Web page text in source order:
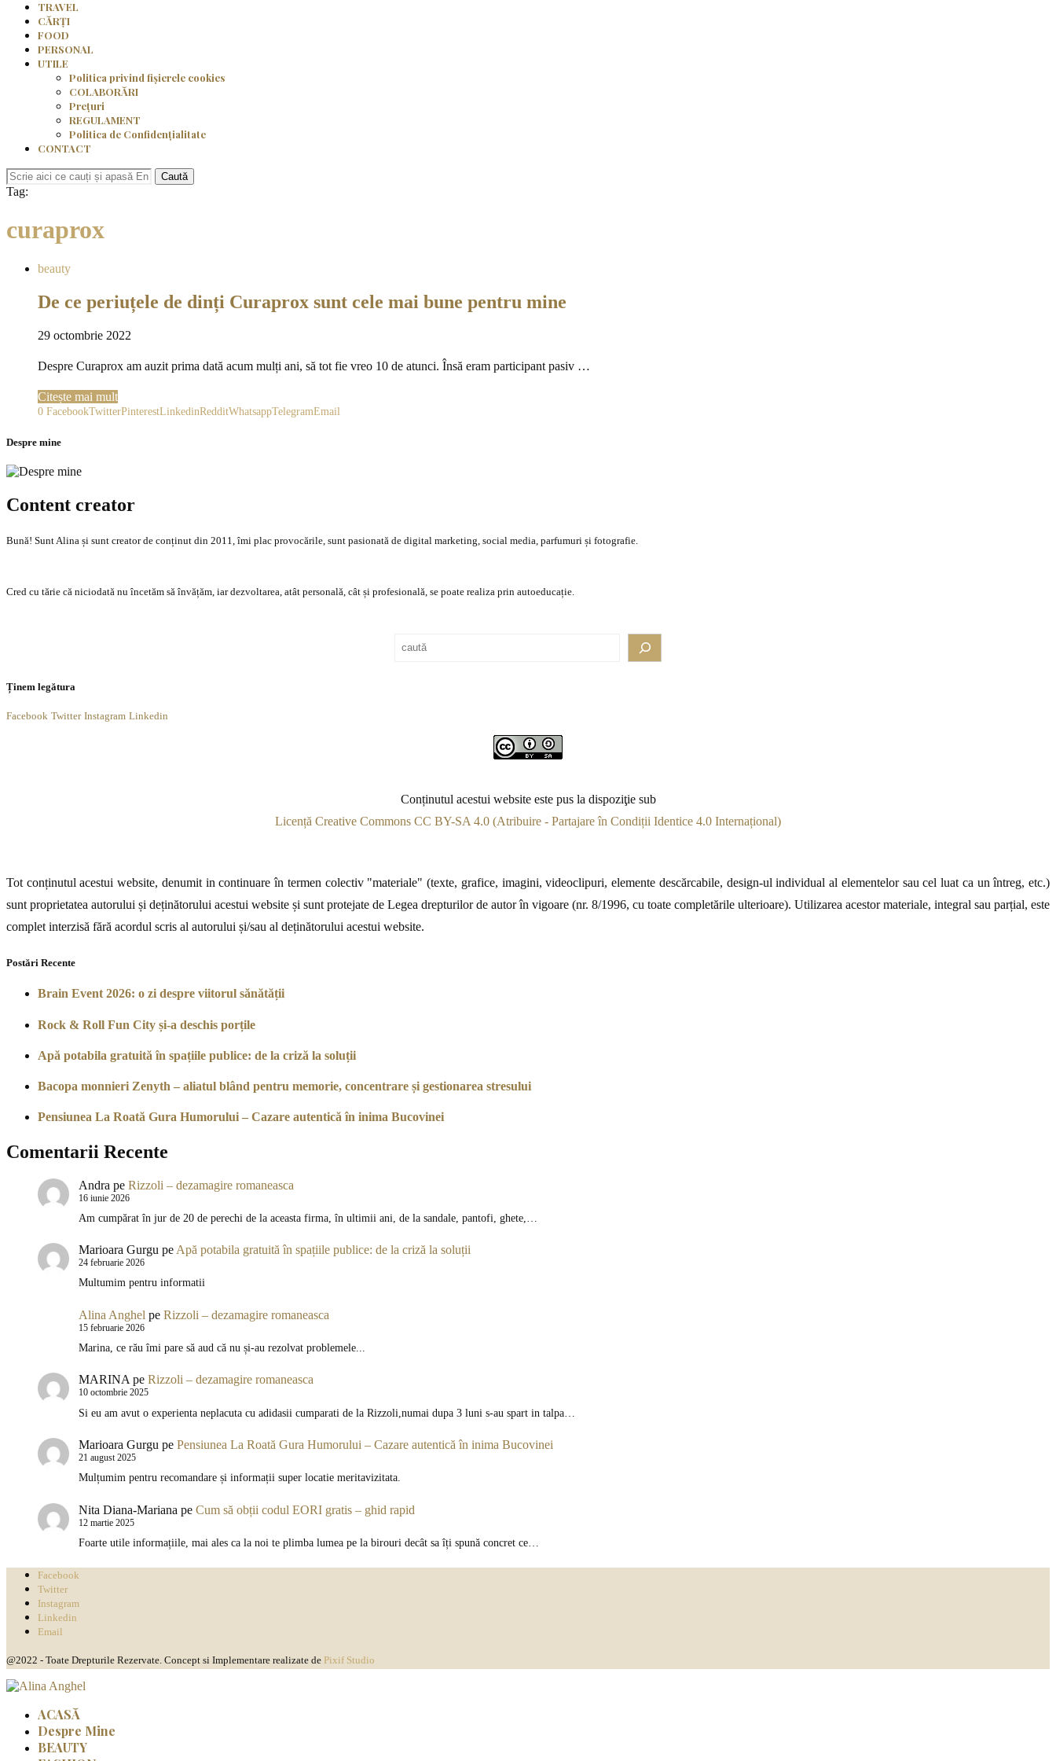
TRAVEL
CĂRȚI
FOOD
PERSONAL
UTILE
Politica privind fișierele cookies
COLABORĂRI
Prețuri
REGULAMENT
Politica de Confidențialitate
CONTACT
Caută
Tag:
curaprox
beauty
De ce periuțele de dinți Curaprox sunt cele mai bune pentru mine
29 octombrie 2022
Despre Curaprox am auzit prima dată acum mulți ani, să tot fie vreo 10 de atunci. Însă eram participant pasiv …
Citește mai mult
0 FacebookTwitterPinterestLinkedinRedditWhatsappTelegramEmail
Despre mine
Content creator
Bună! Sunt Alina și sunt creator de conținut din 2011, îmi plac provocările, sunt pasionată de digital marketing, social media, parfumuri și fotografie.
Cred cu tărie că niciodată nu încetăm să învățăm, iar dezvoltarea, atât personală, cât și profesională, se poate realiza prin autoeducație.
Ținem legătura
Facebook Twitter Instagram Linkedin
Conținutul acestui website este pus la dispoziţie sub
Licență Creative Commons CC BY-SA 4.0 (Atribuire - Partajare în Condiții Identice 4.0 Internațional)
Tot conținutul acestui website, denumit in continuare în termen colectiv "materiale" (texte, grafice, imagini, videoclipuri, elemente descărcabile, design-ul individual al elementelor sau cel luat ca un întreg, etc.)
sunt proprietatea autorului și deținătorului acestui website și sunt protejate de Legea drepturilor de autor în vigoare (nr. 8/1996, cu toate completările ulterioare). Utilizarea acestor materiale, integral sau parțial, este
complet interzisă fără acordul scris al autorului și/sau al deținătorului acestui website.
Postări Recente
Brain Event 2026: o zi despre viitorul sănătății
Rock & Roll Fun City și-a deschis porțile
Apă potabila gratuită în spațiile publice: de la criză la soluții
Bacopa monnieri Zenyth – aliatul blând pentru memorie, concentrare și gestionarea stresului
Pensiunea La Roată Gura Humorului – Cazare autentică în inima Bucovinei
Comentarii Recente
Andra pe Rizzoli – dezamagire romaneasca
16 iunie 2026
Am cumpărat în jur de 20 de perechi de la aceasta firma, în ultimii ani, de la sandale, pantofi, ghete,…
Marioara Gurgu pe Apă potabila gratuită în spațiile publice: de la criză la soluții
24 februarie 2026
Multumim pentru informatii
Alina Anghel pe Rizzoli – dezamagire romaneasca
15 februarie 2026
Marina, ce rău îmi pare să aud că nu și-au rezolvat problemele...
MARINApe Rizzoli – dezamagire romaneasca
10 octombrie 2025
Si eu am avut o experienta neplacuta cu adidasii cumparati de la Rizzoli,numai dupa 3 luni s-au spart in talpa…
Marioara Gurgu pe Pensiunea La Roată Gura Humorului – Cazare autentică în inima Bucovinei
21 august 2025
Mulțumim pentru recomandare și informații super locatie meritavizitata.
Nita Diana-Mariana pe Cum să obții codul EORI gratis – ghid rapid
12 martie 2025
Foarte utile informațiile, mai ales ca la noi te plimba lumea pe la birouri decât sa îți spună concret ce…
Facebook
Twitter
Instagram
Linkedin
Email
@2022 - Toate Drepturile Rezervate. Concept si Implementare realizate de Pixif Studio
ACASĂ
Despre Mine
BEAUTY